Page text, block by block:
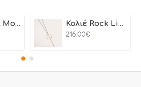
Δαχτυλίδι Motion Κολιέ Rock Line
216,00€